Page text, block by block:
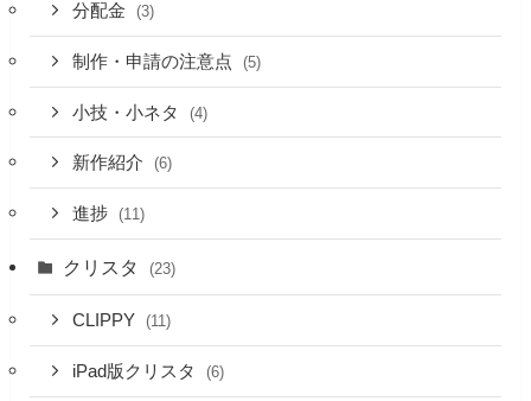
分配金 (3)
制作・申請の注意点 (5)
小技・小ネタ (4)
新作紹介 (6)
進捗 (11)
クリスタ (23)
CLIPPY (11)
iPad版クリスタ (6)